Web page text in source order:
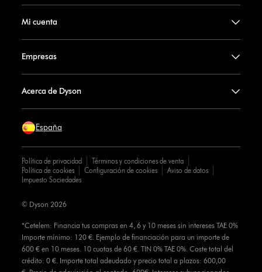
Mi cuenta
Empresas
Acerca de Dyson
España
Política de privacidad
Términos y condiciones de venta
Política de cookies
Configuración de cookies
Aviso de datos
Impuesto Sociedades
*Cetelem: Financia tus compras en 4, 6 y 10 meses sin intereses TAE 0%
Importe mínimo: 120 €. Ejemplo de financiación para un importe de
600 € en 10 meses. 10 cuotas de 60 €. TIN 0% TAE 0%. Coste total del
crédito: 0 €. Importe total adeudado y precio total a plazos: 600,00
© Dyson 2026